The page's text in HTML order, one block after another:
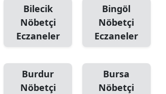
Bilecik
Nöbetçi
Eczaneler
Bingöl
Nöbetçi
Eczaneler
Burdur
Nöbetçi
Bursa
Nöbetçi